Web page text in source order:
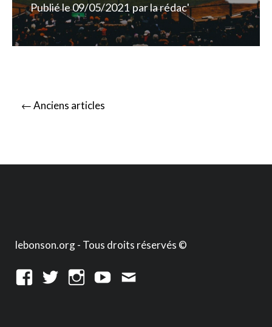
Publié le09/05/2021 parla rédac'
Posts
←Anciens articles
lebonson.org - Tous droits réservés ©